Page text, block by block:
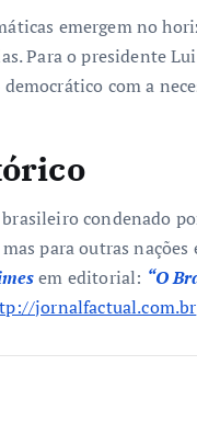
emergem no
Para o presidente
com a
condenado
para outras
em editorial: “O
jornalfactual.com.br